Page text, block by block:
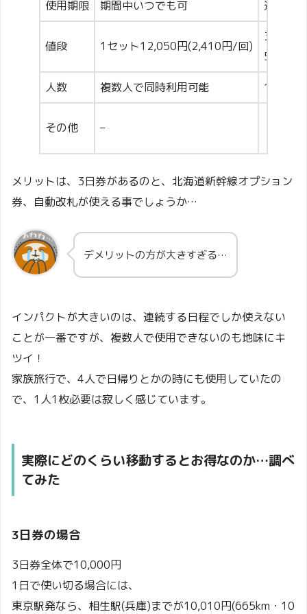
使用期限 期間中いつでも可 連続す
値段 1セット12,050円(2,410円/回)
3日
5日
人数 複数人で同時利用可能 1人1枚
その他 –
メリットは、3日券があるのと、北海道新幹線オプション
券、自動改札が使える事でしょうか…
デメリットの方が大きすぎる…
インパクトが大きいのは、連続する日程でしか使えない
ことが一番ですが、複数人で使用できないのも地味にキ
ツイ！
家族旅行で、4人で日帰りとかの時にも使用していたの
で、1人1枚必要は寂しく感じています。
実際にどのくらい移動するとお得なのか…調べ
てみた
3日券の場合
3日券全体で10,000円
1日で使い切る場合には、
東京駅発なら、相生駅(兵庫)までが10,010円(665km・10